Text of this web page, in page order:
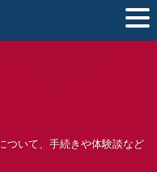
ついて、手続きや体験談など